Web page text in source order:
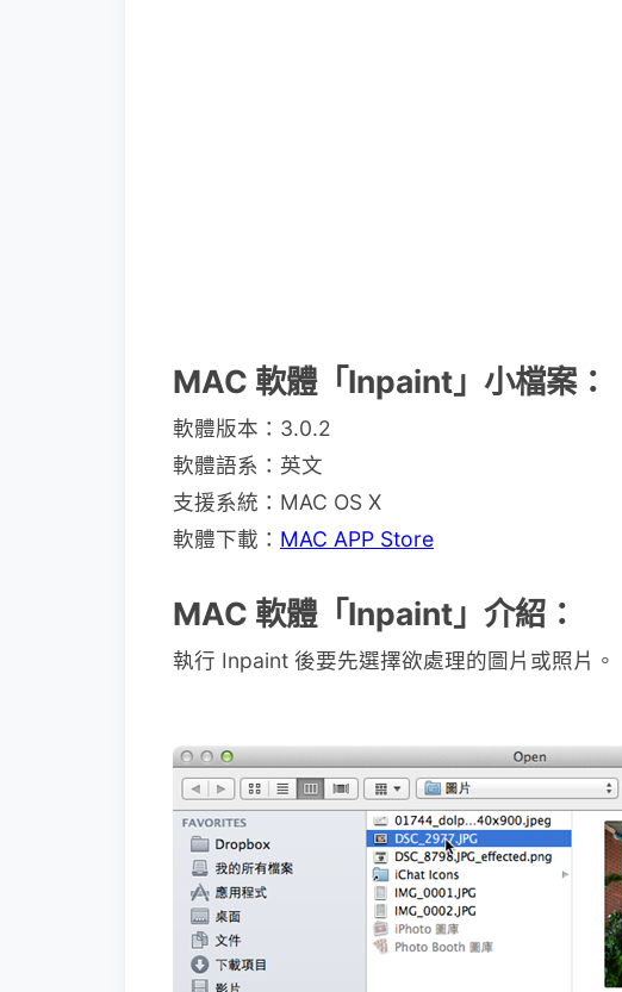
MAC 軟體「Inpaint」小檔案：
軟體版本：3.0.2
軟體語系：英文
支援系統：MAC OS X
軟體下載： MAC APP Store
MAC 軟體「Inpaint」介紹：
執行 Inpaint 後要先選擇欲處理的圖片或照片。